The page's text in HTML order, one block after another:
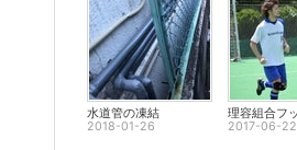
水道管の凍結
2018-01-26
2017-06-22